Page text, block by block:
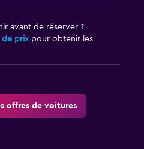
avant de réserver ?
de prixpour obtenir les
offres de voitures